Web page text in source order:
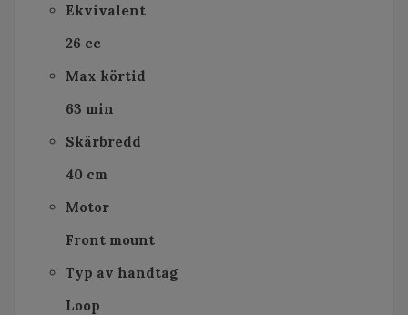
Ekvivalent
26 cc
Max körtid
63 min
Skärbredd
40 cm
Motor
Front mount
Typ av handtag
Loop